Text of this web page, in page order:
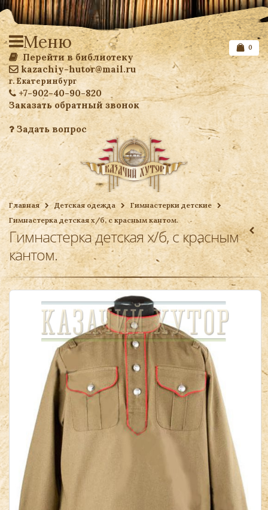
Перейти в библиотеку
kazachiy-hutor@mail.ru
г. Екатеринбург
+7-902-40-90-820
Заказать обратный звонок
Задать вопрос
Список желаемого
Ваша корзина
0
Меню
Главная Детская одежда
Гимнастерки детские
Гимнастерка детская х/б, с красным кантом.
Гимнастерка детская х/б, с красным
кантом.